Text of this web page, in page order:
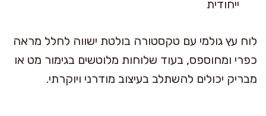
ייחודית
לוח עץ גולמי עם טקסטורה בולטת ישווה לחלל מראה
כפרי ומחוספס, בעוד שלוחות מלוטשים בגימור מט או
מבריק יכולים להשתלב בעיצוב מודרני ויוקרתי.